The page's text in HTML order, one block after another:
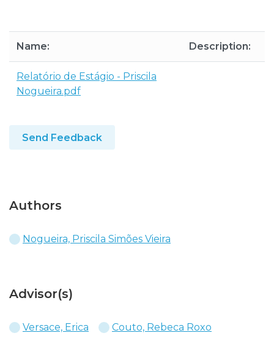
Name: Description:
Relatório de Estágio - Priscila
Nogueira.pdf
Send Feedback
Authors
Nogueira, Priscila Simões Vieira
Advisor(s)
Versace, Erica Couto, Rebeca Roxo